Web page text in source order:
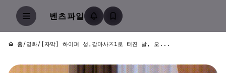
벤츠파일
홈/영화/ [자막] 하이퍼 성,감마사ㅈl로 터진 날, 오...